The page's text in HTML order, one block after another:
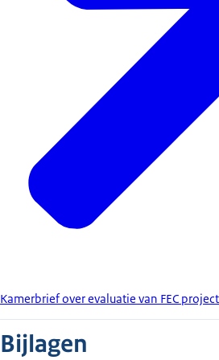
Kamerbrief over evaluatie van FEC
Bijlagen